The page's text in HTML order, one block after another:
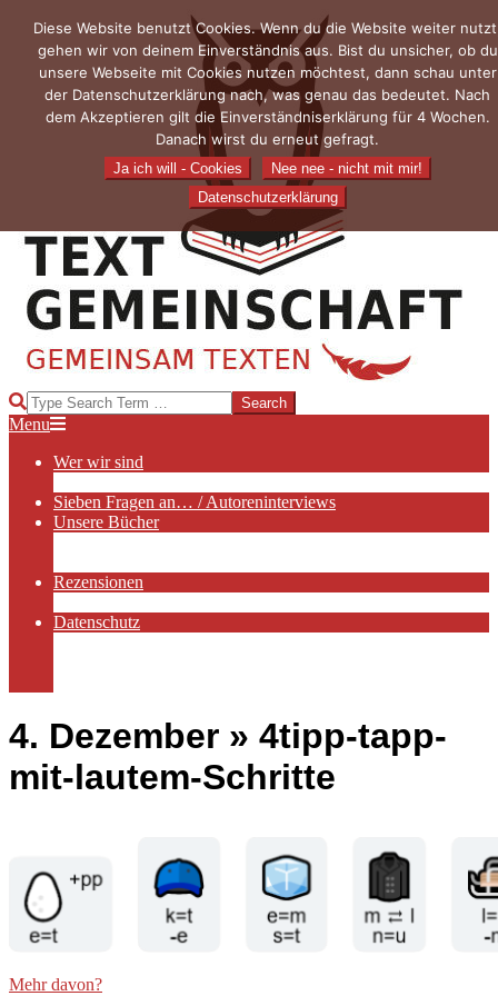
content
TEXTGEMEINSCHAFT
Search
Primary
Menu
Menu
Wer wir sind
Sieben Fragen an… / Autoreninterviews
Unsere Bücher
Rezensionen
Datenschutz
4. Dezember » 4tipp-tapp-
mit-lautem-Schritte
Mehr davon?
Diese Website benutzt Cookies. Wenn du die Website weiter
gehen wir von deinem Einverständnis aus. Bist du unsicher, ob du
unsere Webseite mit Cookies nutzen möchtest, dann schau unter
der Datenschutzerklärung nach, was genau das bedeutet. Nach
dem Akzeptieren gilt die Einverständniserklärung für 4 Wochen.
Danach wirst du erneut gefragt.
Ja ich will - Cookies
Nee nee - nicht mit mir!
Datenschutzerklärung